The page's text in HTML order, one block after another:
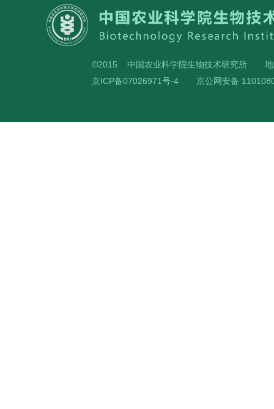
©2015 中国农业科学院生物技术研究所
京ICP备07026971号-4
京公网安备